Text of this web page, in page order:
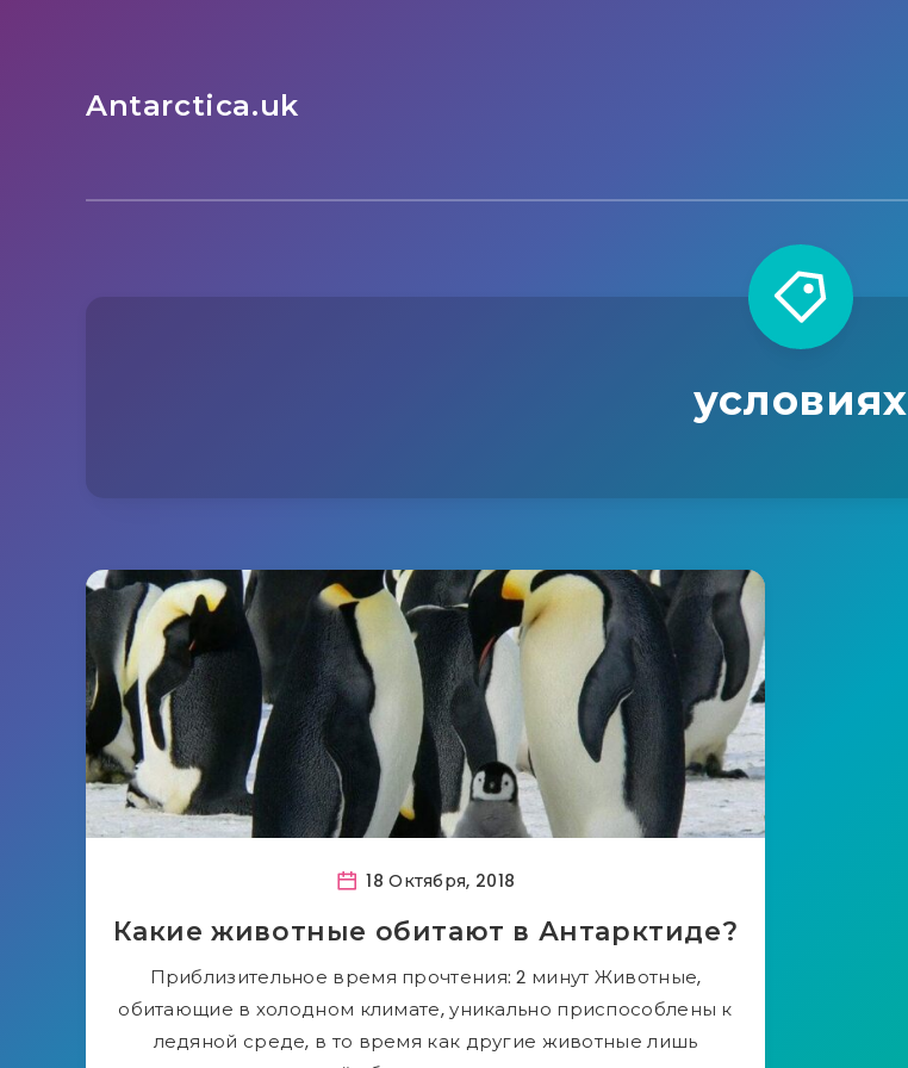
Antarctica.uk
условиях
18 Октября, 2018
Какие животные обитают в Антарктиде?
Приблизительное время прочтения: 2 минут Животные,
обитающие в холодном климате, уникально приспособлены к
ледяной среде, в то время как другие животные лишь